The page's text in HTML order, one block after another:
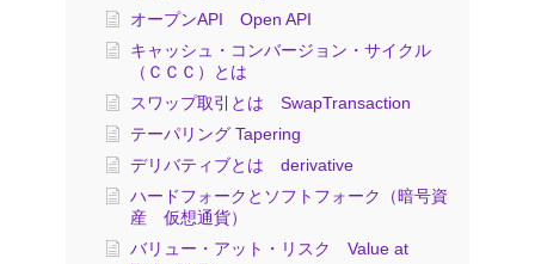
オープンAPI Open API
キャッシュ・コンバージョン・サイクル
（ＣＣＣ）とは
スワップ取引とは SwapTransaction
テーパリング Tapering
デリバティブとは derivative
ハードフォークとソフトフォーク（暗号資
産 仮想通貨）
バリュー・アット・リスク Value at